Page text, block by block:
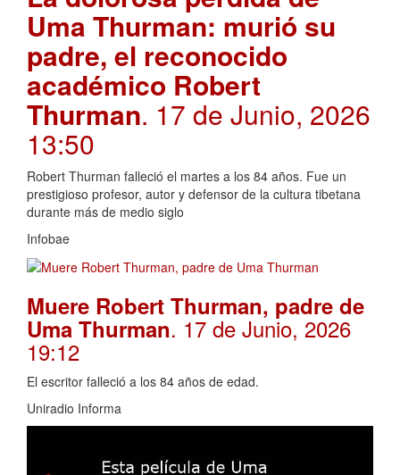
Uma Thurman: murió su
padre, el reconocido
académico Robert
Thurman. 17 de Junio, 2026
13:50
Robert Thurman falleció el martes a los 84 años. Fue un
prestigioso profesor, autor y defensor de la cultura tibetana
durante más de medio siglo
Infobae
Muere Robert Thurman, padre de
Uma Thurman. 17 de Junio, 2026
19:12
El escritor falleció a los 84 años de edad.
Uniradio Informa